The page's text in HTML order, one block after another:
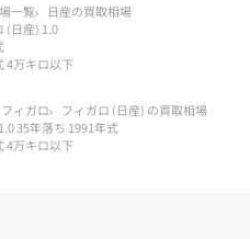
一覧
日産の買取相場
(日産) 1.0
4万キロ以下
フィガロ
フィガロ (日産) の買取相場
35年落ち 1991年式
4万キロ以下